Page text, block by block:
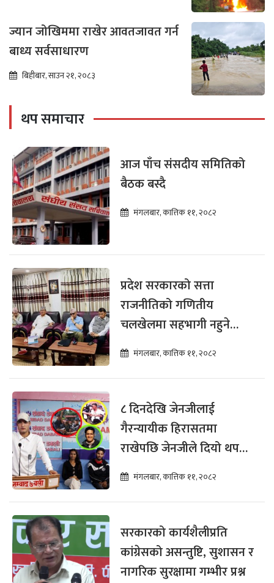
ज्यान जोखिममा राखेर आवतजावत गर्न
बाध्य सर्वसाधारण
बिहीबार, साउन २१, २०८३
थप समाचार
आज पाँच संसदीय समितिको
बैठक बस्दै
मंगलबार, कात्तिक ११, २०८२
प्रदेश सरकारको सत्ता
राजनीतिको गणितीय
चलखेलमा सहभागी नहुने
राप्रपाको निर्णय
मंगलबार, कात्तिक ११, २०८२
८ दिनदेखि जेनजीलाई
गैरन्यायीक हिरासतमा
राखेपछि जेनजीले दियो थप
आन्दोलन गर्ने चेतावनी
मंगलबार, कात्तिक ११, २०८२
सरकारको कार्यशैलीप्रति
कांग्रेसको असन्तुष्टि, सुशासन र
नागरिक सुरक्षामा गम्भीर प्रश्न